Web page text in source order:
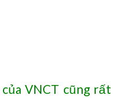
VNCT cũng rất